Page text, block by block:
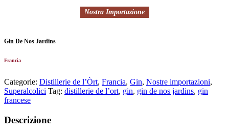
Nostra Importazione
Gin De Nos Jardins
Francia
Categorie: Distillerie de l’Òrt, Francia, Gin, Nostre importazioni,
Superalcolici Tag: distillerie de l’ort, gin, gin de nos jardins, gin
francese
Descrizione